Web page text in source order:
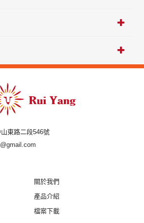
東路二段546號
關於我們
產品介紹
檔案下載